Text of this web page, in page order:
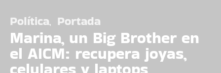
Política Portada
Marina, un Big Brother en
el AICM: recupera joyas,